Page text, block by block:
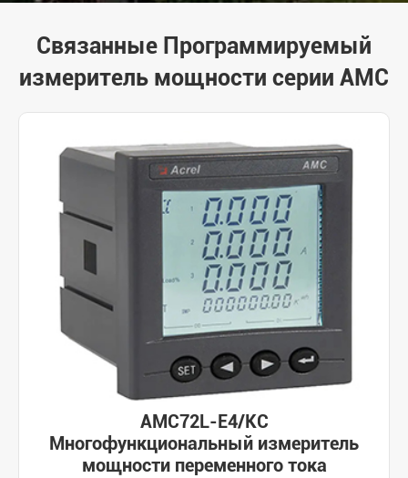
Связанные Программируемый
измеритель мощности серии AMC
AMC72L-E4/KC
Многофункциональный измеритель
мощности переменного тока